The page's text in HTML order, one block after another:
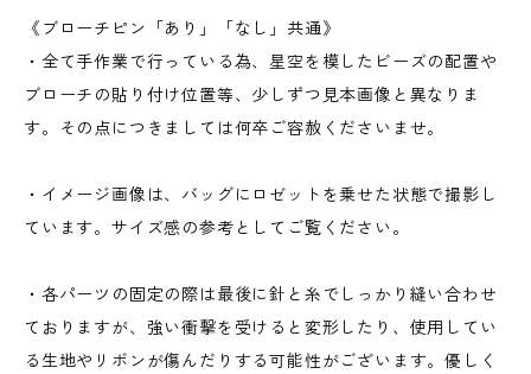
《ブローチピン「あり」「なし」共通》
・全て手作業で行っている為、星空を模したビーズの配置や
ブローチの貼り付け位置等、少しずつ見本画像と異なりま
す。その点につきましては何卒ご容赦くださいませ。
・イメージ画像は、バッグにロゼットを乗せた状態で撮影し
ています。サイズ感の参考としてご覧ください。
・各パーツの固定の際は最後に針と糸でしっかり縫い合わせ
ておりますが、強い衝撃を受けると変形したり、使用してい
る生地やリボンが傷んだりする可能性がございます。優しく